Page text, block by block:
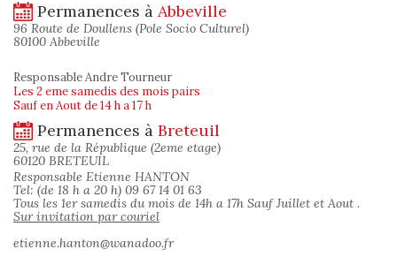
Permanences à Abbeville
96 Route de Doullens (Pole Socio Culturel)
80100 Abbeville
Responsable Andre Tourneur
Les 2 eme samedis des mois pairs
Sauf en Aout de 14 h a 17 h
Permanences à Breteuil
25, rue de la République (2eme etage)
60120 BRETEUIL
Responsable Etienne HANTON
Tel: (de 18 h a 20 h) 09 67 14 01 63
Tous les 1er samedis du mois de 14h a 17h Sauf Juillet et Aout .
Sur invitation par couriel
etienne.hanton@wanadoo.fr